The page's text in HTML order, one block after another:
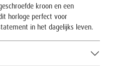
kroon en een
horloge perfect voor
in het dagelijks leven.